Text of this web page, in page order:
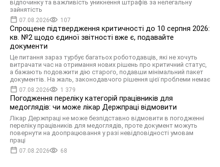
відпочинку та важливість уникнення штрафів за нелегальну
зайнятість
07.08.2026 107
Спрощене підтвердження критичності до 10 серпня 2026:
кв. №2 щодо єдиної звітності вже є, подавайте
документи
Це питання зараз турбує багатьох роботодавців, які не хочуть
витрачати час на отримання нових рішень про критичний статус,
а бажають подовжити дію старого, подавши мінімальний пакет
документів. На жаль, законодавчого рішення цієї проблеми немає
07.08.2026 1 379
Погодження переліку категорій працівників для
медоглядів: чи може лікар Держпраці відмовити
Лікар Держпраці не може безпідставно відмовити в погодженні
переліку працівників для медоглядів, проте документ можуть
повернути на доопрацювання у разі невідповідності умовам
праці
07.08.2026 68